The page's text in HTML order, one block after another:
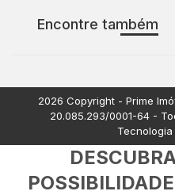
Casas para comprar com
Encontre também
Apartamentos à venda
2026 Copyright - Prime
20.085.293/0001-64-
Tecnologia